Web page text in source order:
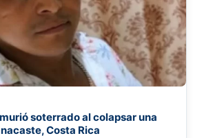
soterrado al colapsar una
Costa Rica